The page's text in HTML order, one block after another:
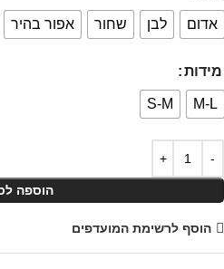
אדום לבן שחור אפור בהיר
מידות
M-L
S-M
הוספה
הוסף לרשימת המועדפים